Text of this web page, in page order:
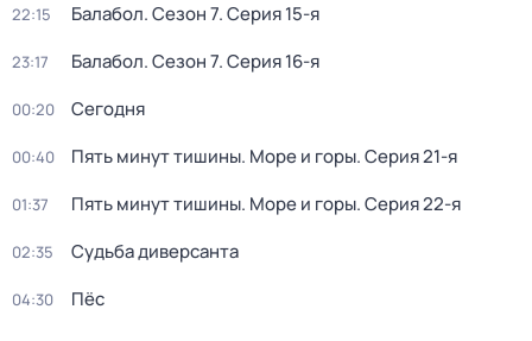
22:15 Балабол. Сезон 7. Серия 15-я
23:17 Балабол. Сезон 7. Серия 16-я
00:20 Сегодня
00:40 Пять минут тишины. Море и горы. Серия 21-я
01:37 Пять минут тишины. Море и горы. Серия 22-я
02:35 Судьба диверсанта
04:30 Пёс